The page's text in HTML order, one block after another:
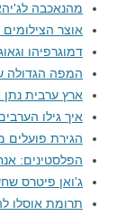
מהנאכבה
אוצר
דמוגרפיהו
המפה הגדולה
ארץ ערבית נתן
איך גילו
הגירת
הפלסטינים:
ג'ואן פיטרס
תרומת אוסלו